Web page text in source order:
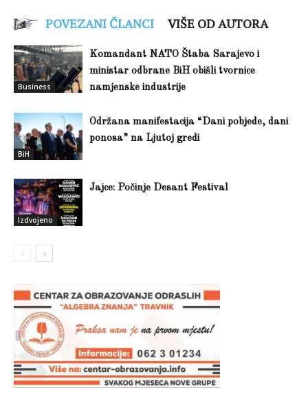
POVEZANI ČLANCI VIŠE OD AUTORA
Business
Komandant NATO Štaba Sarajevo i
ministar odbrane BiH obišli tvornice
namjenske industrije
BiH
Održana manifestacija “Dani pobjede, dani
ponosa” na Ljutoj gredi
Izdvojeno
Jajce: Počinje Desant Festival